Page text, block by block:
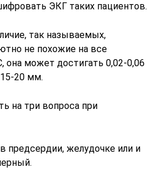
ЭКГ таких пациентов.
так называемых,
не похожие на все
может достигать 0,02-0,06
20 мм.
на три вопроса при
предсердии, желудочке или и